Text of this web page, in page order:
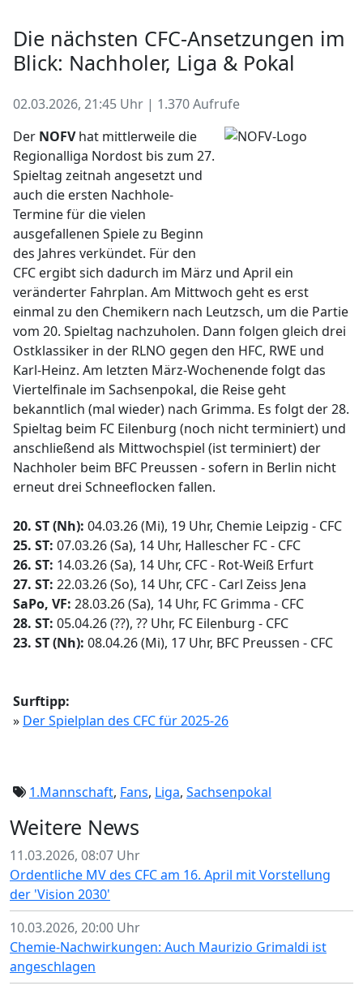
Die nächsten CFC-Ansetzungen im
Blick: Nachholer, Liga & Pokal
02.03.2026, 21:45 Uhr | 1.370 Aufrufe
Der NOFVhat mittlerweile die
Regionalliga Nordost bis zum 27.
Spieltag zeitnah angesetzt und
auch die ersten Nachhole-
Termine für die vielen
ausgefallenen Spiele zu Beginn
des Jahres verkündet. Für den
CFC ergibt sich dadurch im März und April ein
veränderter Fahrplan. Am Mittwoch geht es erst
einmal zu den Chemikern nach Leutzsch, um die Partie
vom 20. Spieltag nachzuholen. Dann folgen gleich drei
Ostklassiker in der RLNO gegen den HFC, RWE und
Karl-Heinz. Am letzten März-Wochenende folgt das
Viertelfinale im Sachsenpokal, die Reise geht
bekanntlich (mal wieder) nach Grimma. Es folgt der 28.
Spieltag beim FC Eilenburg (noch nicht terminiert) und
anschließend als Mittwochspiel (ist terminiert) der
Nachholer beim BFC Preussen - sofern in Berlin nicht
erneut drei Schneeflocken fallen.
20. ST (Nh): 04.03.26 (Mi), 19 Uhr, Chemie Leipzig - CFC
25. ST: 07.03.26 (Sa), 14 Uhr, Hallescher FC - CFC
26. ST: 14.03.26 (Sa), 14 Uhr, CFC - Rot-Weiß Erfurt
27. ST: 22.03.26 (So), 14 Uhr, CFC - Carl Zeiss Jena
SaPo, VF: 28.03.26 (Sa), 14 Uhr, FC Grimma - CFC
28. ST: 05.04.26 (??), ?? Uhr, FC Eilenburg - CFC
23. ST (Nh): 08.04.26 (Mi), 17 Uhr, BFC Preussen - CFC
Surftipp:
» Der Spielplan des CFC für 2025-26
1.Mannschaft, Fans, Liga, Sachsenpokal
Weitere News
11.03.2026, 08:07 Uhr
Ordentliche MV des CFC am 16. April mit Vorstellung
der 'Vision 2030'
10.03.2026, 20:00 Uhr
Chemie-Nachwirkungen: Auch Maurizio Grimaldi ist
angeschlagen